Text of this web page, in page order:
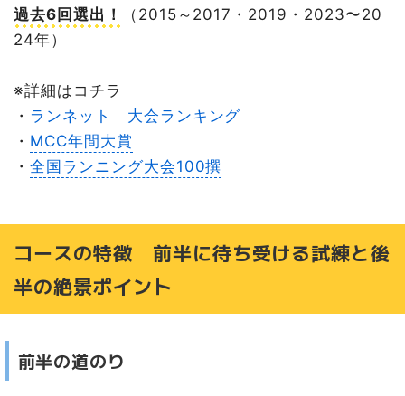
過去6回 選出！
（2015～2017・2019・2023〜20
24年）
※詳細はコチラ
・ ランネット 大会ランキング
・ MCC年間大賞
・ 全国ランニング大会100撰
コースの特徴 前半に待ち受ける試練と後
半の絶景ポイント
前半の道のり